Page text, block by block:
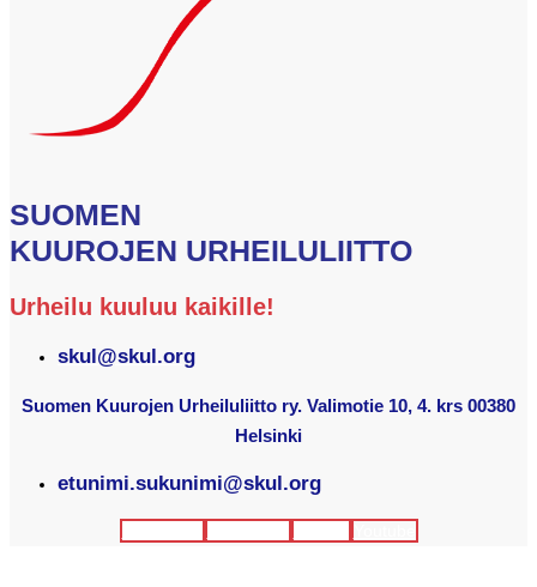
SUOMEN
KUUROJEN URHEILULIITTO
Urheilu kuuluu kaikille!
skul@skul.org
Suomen Kuurojen Urheiluliitto ry. Valimotie 10, 4. krs 00380
Helsinki
etunimi.sukunimi@skul.org